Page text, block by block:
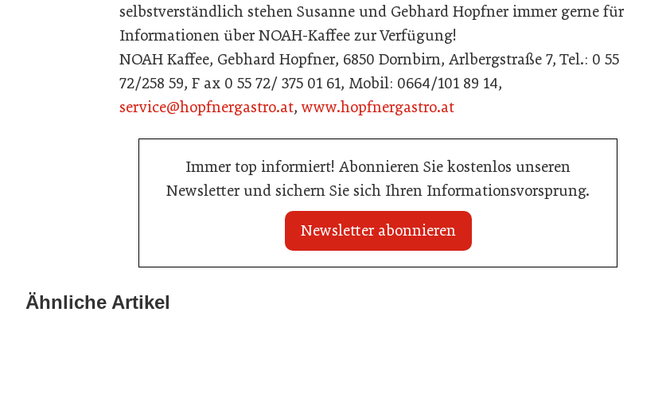
selbstverständlich stehen Susanne und Gebhard Hopfner immer gerne für
Informationen über NOAH-Kaffee zur Verfügung!
NOAH Kaffee, Gebhard Hopfner, 6850 Dornbirn, Arlbergstraße 7, Tel.: 0 55
72/258 59, F ax 0 55 72/ 375 01 61, Mobil: 0664/101 89 14,
service@hopfnergastro.at,www.hopfnergastro.at
Immer top informiert! Abonnieren Sie kostenlos unseren
Newsletter und sichern Sie sich Ihren Informationsvorsprung.
Newsletter abonnieren
Ähnliche Artikel
KI-Suche: Österreichs Hotels sind
Henkell Freixenet Austria: Neue